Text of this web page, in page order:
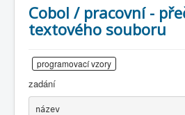
Cobol / pracovní -
textového souboru
programovací vzory
zadání
název